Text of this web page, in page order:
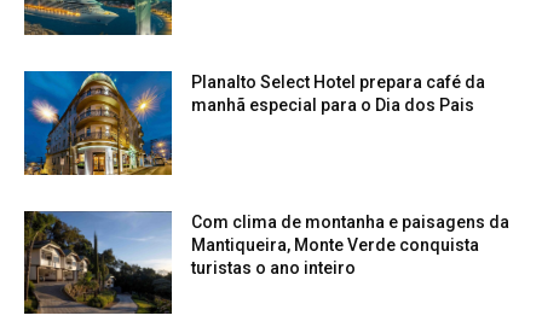
Planalto Select Hotel prepara café da
manhã especial para o Dia dos Pais
Com clima de montanha e paisagens da
Mantiqueira, Monte Verde conquista
turistas o ano inteiro